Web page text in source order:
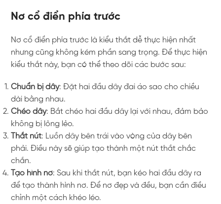
Nơ cổ điển phía trước
Nơ cổ điển phía trước là kiểu thắt dễ thực hiện nhất
nhưng cũng không kém phần sang trọng. Để thực hiện
kiểu thắt này, bạn có thể theo dõi các bước sau:
Chuẩn bị dây: Đặt hai đầu dây đai áo sao cho chiều
dài bằng nhau.
Chéo dây: Bắt chéo hai đầu dây lại với nhau, đảm bảo
không bị lỏng lẻo.
Thắt nút: Luồn dây bên trái vào vòng của dây bên
phải. Điều này sẽ giúp tạo thành một nút thắt chắc
chắn.
Tạo hình nơ: Sau khi thắt nút, bạn kéo hai đầu dây ra
để tạo thành hình nơ. Để nơ đẹp và đều, bạn cần điều
chỉnh một cách khéo léo.